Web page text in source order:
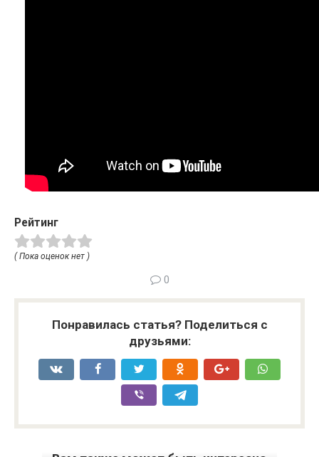
Рейтинг
( Пока оценок нет )
0
Понравилась статья? Поделиться с
друзьями: